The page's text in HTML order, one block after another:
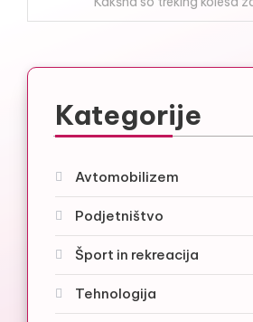
Kategorije
Avtomobilizem
Podjetništvo
Šport in rekreacija
Tehnologija